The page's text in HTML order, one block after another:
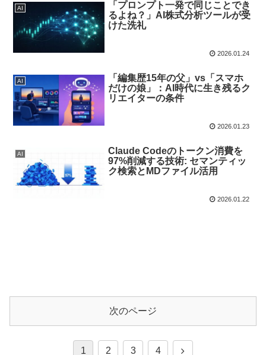
AI
「プロンプト一発で同じことでき
るよね？」AI株式分析ツールが受
けた洗礼
2026.01.24
AI
「編集歴15年の父」vs「スマホ
だけの娘」：AI時代に生き残るク
リエイターの条件
2026.01.23
AI
Claude Codeのトークン消費を
97%削減する技術: セマンティッ
ク検索とMDファイル活用
2026.01.22
次のページ
1 2 3 4